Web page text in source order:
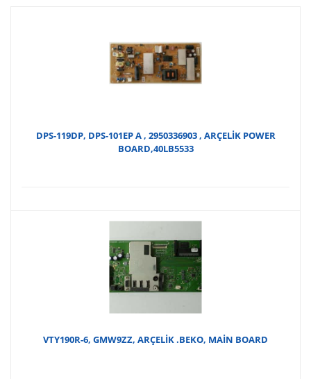
DPS-119DP, DPS-101EP A , 2950336903 , ARÇELİK POWER
BOARD,40LB5533
VTY190R-6, GMW9ZZ, ARÇELİK .BEKO, MAİN BOARD